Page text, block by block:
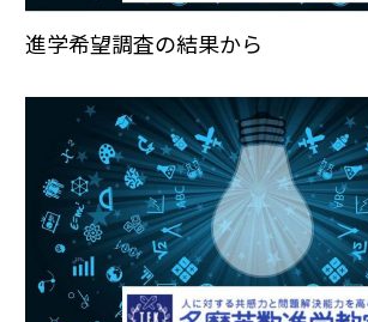
進学希望調査の結果から